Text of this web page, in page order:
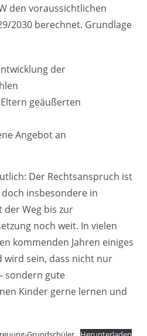
den voraussichtlichen
2030 berechnet. Grundlage
der
geäußerten
Angebot an
Der Rechtsanspruch ist
insbesondere in
Weg bis zur
noch weit. In vielen
kommenden Jahren einiges
wird sein, dass nicht nur
sondern gute
Kinder gerne lernen und